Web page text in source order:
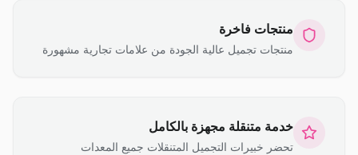
منتجات فاخرة
منتجات تجميل عالية الجودة من علامات تجارية مشهورة
خدمة متنقلة مجهزة بالكامل
تحضر خبيرات التجميل المتنقلات جميع المعدات